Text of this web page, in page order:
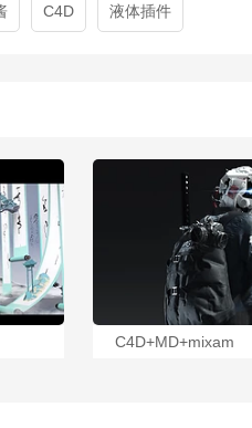
C4D 液体插件
C4D+MD+mixam